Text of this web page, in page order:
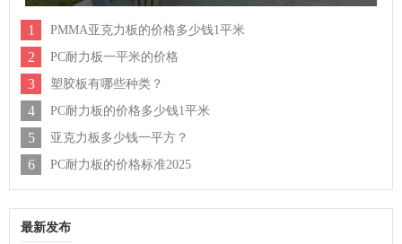
1 PMMA亚克力板的价格多少钱1平米
2 PC耐力板一平米的价格
3 塑胶板有哪些种类？
4 PC耐力板的价格多少钱1平米
5 亚克力板多少钱一平方？
6 PC耐力板的价格标准2025
最新发布